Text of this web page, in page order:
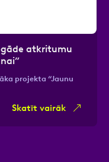
atkritumu
projekta “Jaunu
Skatīt vairāk